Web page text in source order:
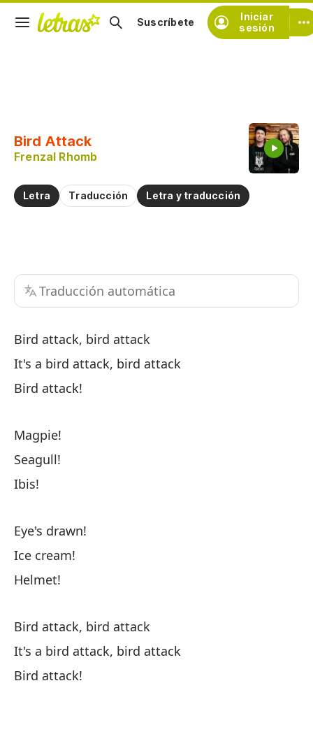
Iniciar
sesión
Suscríbete
Bird Attack
Frenzal Rhomb
Letra Traducción Letra y traducción
Traducción automática
Bird attack, bird attack
It's a bird attack, bird attack
Bird attack!
Magpie!
Seagull!
Ibis!
Eye's drawn!
Ice cream!
Helmet!
Bird attack, bird attack
It's a bird attack, bird attack
Bird attack!
Practicar la pronunciación de